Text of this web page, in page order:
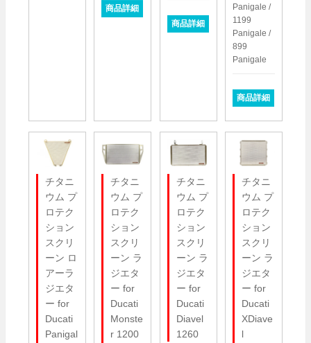
商品詳細
商品詳細
Panigale /
1199
Panigale /
899
Panigale
商品詳細
チタニ
ウム プ
ロテク
ション
スクリ
ーン ロ
アーラ
ジエタ
ー for
Ducati
Panigal
チタニ
ウム プ
ロテク
ション
スクリ
ーン ラ
ジエタ
ー for
Ducati
Monste
r 1200
チタニ
ウム プ
ロテク
ション
スクリ
ーン ラ
ジエタ
ー for
Ducati
Diavel
1260
チタニ
ウム プ
ロテク
ション
スクリ
ーン ラ
ジエタ
ー for
Ducati
XDiave
l